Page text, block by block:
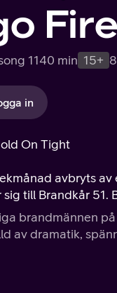
Fire
1140 min 15+
in
On Tight
avbryts
till Brandkår 51.
brandmännen
av dramatik,